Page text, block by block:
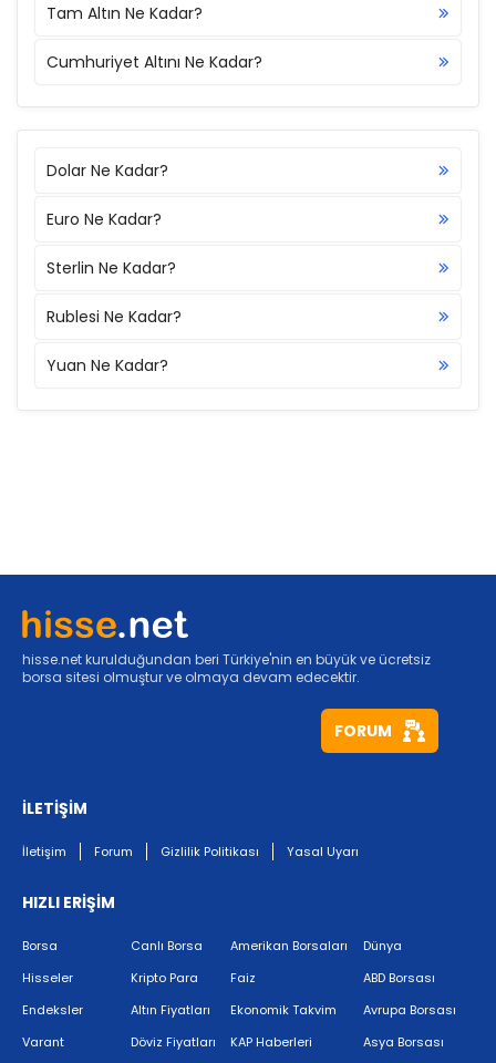
Tam Altın Ne Kadar?
Cumhuriyet Altını Ne Kadar?
Dolar Ne Kadar?
Euro Ne Kadar?
Sterlin Ne Kadar?
Rublesi Ne Kadar?
Yuan Ne Kadar?
hisse.net kurulduğundan beri Türkiye'nin en büyük ve ücretsiz
borsa sitesi olmuştur ve olmaya devam edecektir.
FORUM
İLETİŞİM
İletişim Forum Gizlilik Politikası Yasal Uyarı
HIZLI ERİŞİM
Borsa
Hisseler
Endeksler
Varant
Canlı Borsa
Kripto Para
Altın Fiyatları
Döviz Fiyatları
Amerikan Borsaları
Faiz
Ekonomik Takvim
KAP Haberleri
Dünya
ABD Borsası
Avrupa Borsası
Asya Borsası